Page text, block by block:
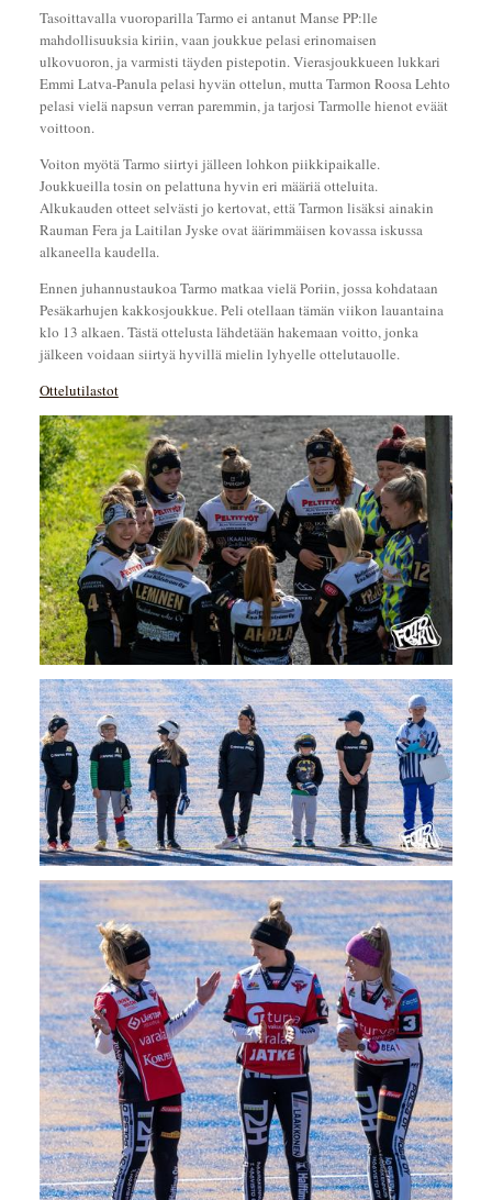
Tasoittavalla vuoroparilla Tarmo ei antanut Manse PP:lle
mahdollisuuksia kiriin, vaan joukkue pelasi erinomaisen
ulkovuoron, ja varmisti täyden pistepotin. Vierasjoukkueen lukkari
Emmi Latva-Panula pelasi hyvän ottelun, mutta Tarmon Roosa Lehto
pelasi vielä napsun verran paremmin, ja tarjosi Tarmolle hienot eväät
voittoon.
Voiton myötä Tarmo siirtyi jälleen lohkon piikkipaikalle.
Joukkueilla tosin on pelattuna hyvin eri määriä otteluita.
Alkukauden otteet selvästi jo kertovat, että Tarmon lisäksi ainakin
Rauman Fera ja Laitilan Jyske ovat äärimmäisen kovassa iskussa
alkaneella kaudella.
Ennen juhannustaukoa Tarmo matkaa vielä Poriin, jossa kohdataan
Pesäkarhujen kakkosjoukkue. Peli otellaan tämän viikon lauantaina
klo 13 alkaen. Tästä ottelusta lähdetään hakemaan voitto, jonka
jälkeen voidaan siirtyä hyvillä mielin lyhyelle ottelutauolle.
Ottelutilastot